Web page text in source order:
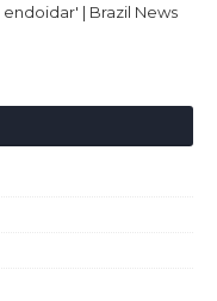
| Brazil News